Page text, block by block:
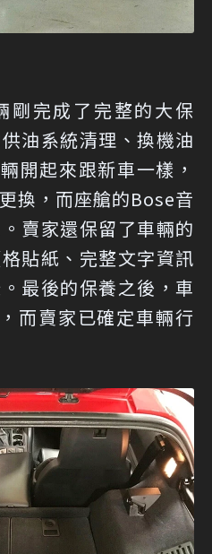
剛完成了完整的大保
油系統清理、換機油
開起來跟新車一樣，
換，而座艙的Bose音
賣家還保留了車輛的
貼紙、完整文字資訊
最後的保養之後，車
而賣家已確定車輛行